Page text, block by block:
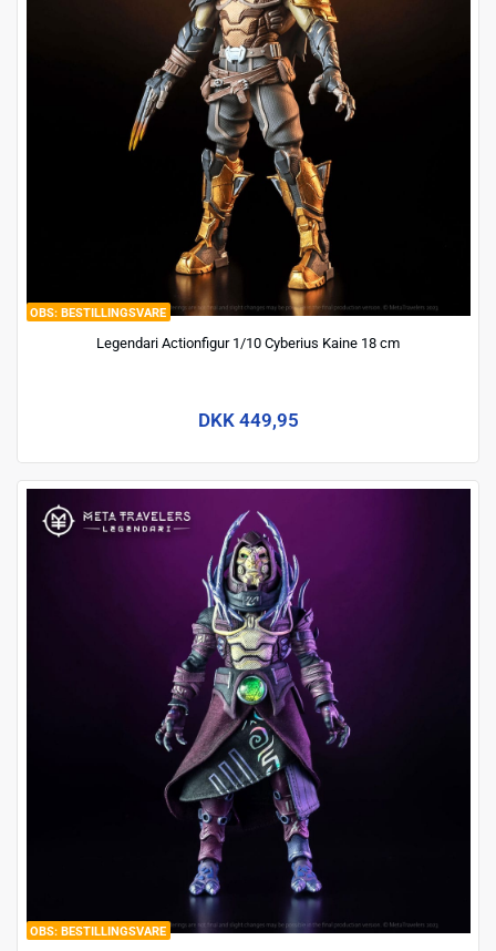
BESTILLINGSVARE
Legendari Actionfigur 1/10 Cyberius Kaine 18 cm
DKK 449,95
BESTILLINGSVARE